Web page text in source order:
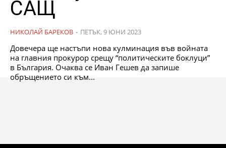
САЩ
НИКОЛАЙ БАРЕКОВ - ПЕТЪК, 9 ЮНИ 2023
Довечера ще настъпи нова кулминация във войната
на главния прокурор срещу “политическите боклуци”
в България. Очаква се Иван Гешев да запише
обръщението си към...